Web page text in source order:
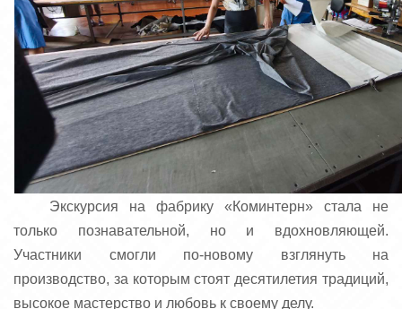
Экскурсия на фабрику «Коминтерн» стала не
только познавательной, но и вдохновляющей.
Участники смогли по-новому взглянуть на
производство, за которым стоят десятилетия традиций,
высокое мастерство и любовь к своему делу.